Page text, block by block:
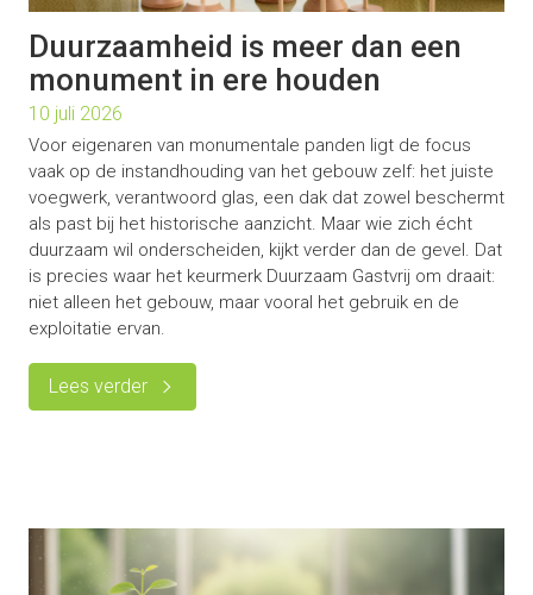
Duurzaamheid is meer dan een
monument in ere houden
10 juli 2026
Voor eigenaren van monumentale panden ligt de focus
vaak op de instandhouding van het gebouw zelf: het juiste
voegwerk, verantwoord glas, een dak dat zowel beschermt
als past bij het historische aanzicht. Maar wie zich écht
duurzaam wil onderscheiden, kijkt verder dan de gevel. Dat
is precies waar het keurmerk Duurzaam Gastvrij om draait:
niet alleen het gebouw, maar vooral het gebruik en de
exploitatie ervan.
Lees verder